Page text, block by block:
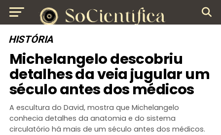
HISTÓRIA
Michelangelo descobriu
detalhes da veia jugular um
século antes dos médicos
A escultura do David, mostra que Michelangelo
conhecia detalhes da anatomia e do sistema
circulatório há mais de um século antes dos médicos.